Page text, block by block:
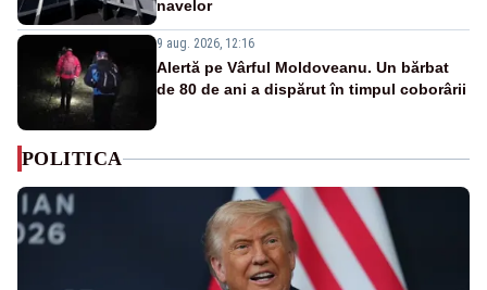
navelor
9 aug. 2026, 12:16
Alertă pe Vârful Moldoveanu. Un bărbat
de 80 de ani a dispărut în timpul coborârii
POLITICA